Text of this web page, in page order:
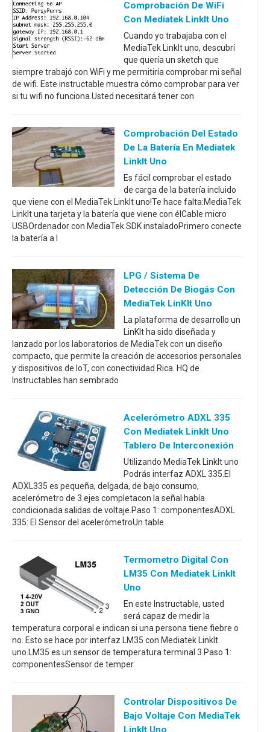
Comprobación De WiFi
Con Mediatek LinkIt Uno
Cuando yo trabajaba con el
MediaTek LinkIt uno, descubrí
que quería un sketch que
siempre trabajó con WiFi y me permitiría comprobar mi señal
de wifi. Este instructable muestra cómo comprobar para ver
si tu wifi no funciona.Usted necesitará tener con
Comprobación Del Estado
De La Batería En Mediatek
LinkIt Uno
Es fácil comprobar el estado
de carga de la batería incluido
que viene con el MediaTek LinkIt uno!Te hace falta:MediaTek
LinkIt una tarjeta y la batería que viene con élCable micro
USBOrdenador con MediaTek SDK instaladoPrimero conecte
la batería a l
LPG / Sistema De
Detección De Biogás Con
MediaTek LinKIt Uno
La plataforma de desarrollo un
LinKIt ha sido diseñada y
lanzado por los laboratorios de MediaTek con un diseño
compacto, que permite la creación de accesorios personales
y dispositivos de IoT, con conectividad Rica. HQ de
Instructables han sembrado
Acelerómetro ADXL 335
Con Mediatek LinkIt Uno
Tablero De Interconexión
Utilizando MediaTek LinkIt uno
Podrás interfaz ADXL 335.El
ADXL335 es pequeña, delgada, de bajo consumo,
acelerómetro de 3 ejes completacon la señal había
condicionada salidas de voltaje.Paso 1: componentesADXL
335: El Sensor del acelerómetroUn table
Termometro Digital Con
LM35 Con Mediatek LinkIt
Uno
En este Instructable, usted
será capaz de medir la
temperatura corporal e indican si una persona tiene fiebre o
no. Esto se hace por interfaz LM35 con Mediatek LinkIt
uno.LM35 es un sensor de temperatura terminal 3.Paso 1:
componentesSensor de temper
Controlar Dispositivos De
Bajo Voltaje Con MediaTek
LinkIt Uno